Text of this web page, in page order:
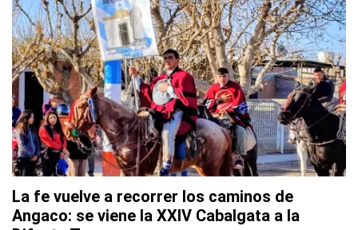
La fe vuelve a recorrer los caminos de
Angaco: se viene la XXIV Cabalgata a la